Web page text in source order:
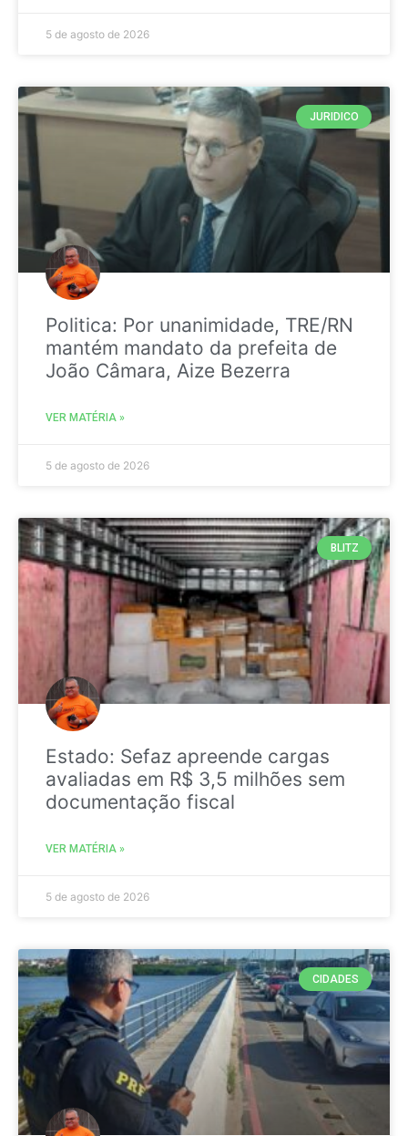
5 de agosto de 2026
JURIDICO
Politica: Por unanimidade, TRE/RN
mantém mandato da prefeita de
João Câmara, Aize Bezerra
VER MATÉRIA »
5 de agosto de 2026
BLITZ
Estado: Sefaz apreende cargas
avaliadas em R$ 3,5 milhões sem
documentação fiscal
VER MATÉRIA »
5 de agosto de 2026
CIDADES